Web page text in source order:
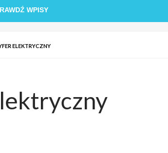
WPISY
ELEKTRYCZNY